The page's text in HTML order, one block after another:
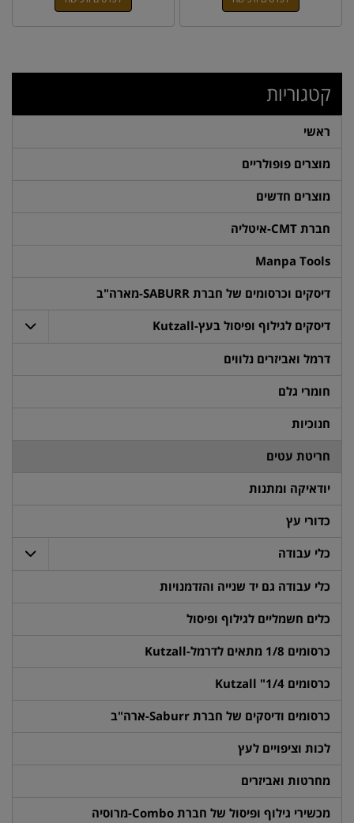
קטגוריות
ראשי
מוצרים פופולריים
מוצרים חדשים
חברת CMT-איטליה
Manpa Tools
דיסקים וכרסומים של חברת SABURR-מארה"ב
דיסקים לגילוף ופיסול בעץ-Kutzall
דרמל ואביזרים נלווים
חומרי גלם
חנוכיות
חריטת עטים
יודאיקה ומתנות
כדורי עץ
כלי עבודה
כלי עבודה גם יד שנייה והזדמנויות
כלים חשמליים לגילוף ופיסול
כרסומים 1/8 מתאים לדרמל-Kutzall
כרסומים 1/4" Kutzall
כרסומים ודיסקים של חברת Saburr-ארה"ב
לכות וציפויים לעץ
מחרטות ואביזרים
מכשירי גילוף ופיסול של חברת Combo-מרוסיה